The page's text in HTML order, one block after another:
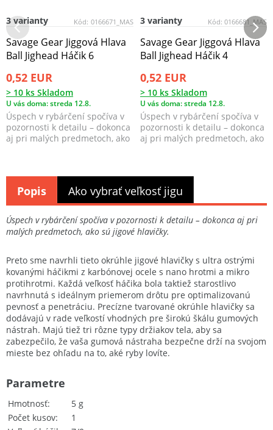
Kód: 0166671_MAS
3 varianty
Savage Gear Jiggová Hlava
Ball Jighead Háčik 6
0,52 EUR
> 10 ks Skladom
U vás doma: streda 12.8.
Úspech v rybárčení spočíva v
pozornosti k detailu – dokonca
aj pri malých predmetoch, ako
Kód: 0166681_MAS
3 varianty
Savage Gear Jiggová Hlava
Ball Jighead Háčik 4
0,52 EUR
> 10 ks Skladom
U vás doma: streda 12.8.
Úspech v rybárčení spočíva v
pozornosti k detailu – dokonca
aj pri malých predmetoch, ako
Úspech v rybárčení spočíva v pozornosti k detailu – dokonca aj pri
malých predmetoch, ako sú jigové hlavičky.
Preto sme navrhli tieto okrúhle jigové hlavičky s ultra ostrými
kovanými háčikmi z karbónovej ocele s nano hrotmi a mikro
protihrotmi. Každá veľkosť háčika bola taktiež starostlivo
navrhnutá s ideálnym priemerom drôtu pre optimalizovanú
pevnosť a penetráciu. Precízne tvarované okrúhle hlavičky sa
dodávajú v rade veľkostí vhodných pre širokú škálu gumových
nástrah. Majú tiež tri rôzne typy držiakov tela, aby sa
zabezpečilo, že vaša gumová nástraha bezpečne drží na svojom
mieste bez ohľadu na to, aké ryby lovíte.
Hmotnosť
5 g
Počet kusov
1
Parametre
Popis Ako vybrať veľkosť jigu